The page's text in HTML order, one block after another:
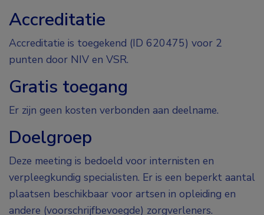
Accreditatie
Accreditatie is toegekend (ID 620475) voor 2
punten door NIV en VSR.
Gratis toegang
Er zijn geen kosten verbonden aan deelname.
Doelgroep
Deze meeting is bedoeld voor internisten en
verpleegkundig specialisten. Er is een beperkt aantal
plaatsen beschikbaar voor artsen in opleiding en
andere (voorschrijfbevoegde) zorgverleners.